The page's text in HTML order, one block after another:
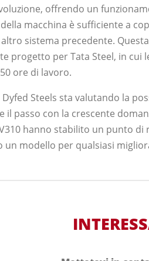
offrendo un
macchina è sufficiente a
sistema precedente.
progetto per Tata Steel, in cui
ore di lavoro.
Steels sta valutando la
il passo con la crescente
hanno stabilito un punto
un modello per qualsiasi